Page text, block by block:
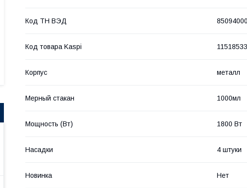
Код ТН ВЭД
Код товара Kaspi
Корпус металл
Мерный стакан 1000мл
Мощность (Bт) 1800 Вт
Насадки 4 штуки
Новинка Нет